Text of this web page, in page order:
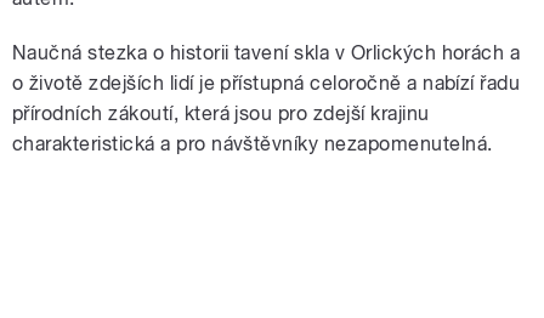
Naučná stezka o historii tavení skla v Orlických horách a
o životě zdejších lidí je přístupná celoročně a nabízí řadu
přírodních zákoutí, která jsou pro zdejší krajinu
charakteristická a pro návštěvníky nezapomenutelná.